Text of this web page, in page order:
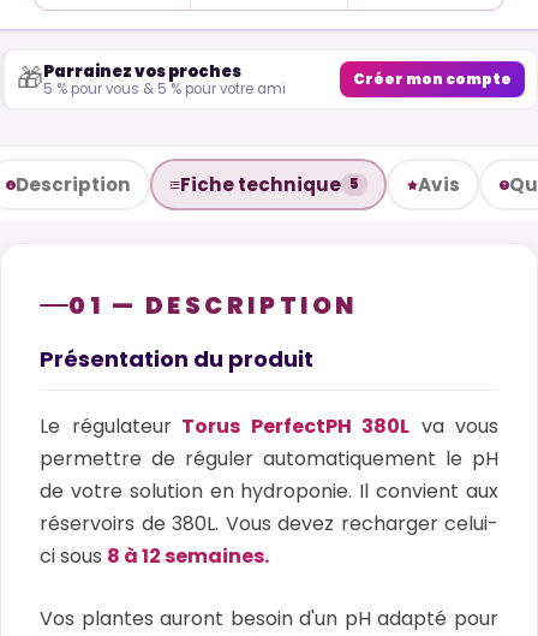
🎁Parrainez vos proches
5 % pour vous & 5 % pour votre ami Créer mon compte
Description Fiche technique 5 Avis
01 — DESCRIPTION
Présentation du produit
Le régulateurTorus PerfectPH 380L va vous
permettre de réguler automatiquement le pH
de votre solution en hydroponie. Il convient aux
réservoirs de 380L. Vous devez recharger celui-
ci sous 8 à 12 semaines.
Vos plantes auront besoin d'un pH adapté pour